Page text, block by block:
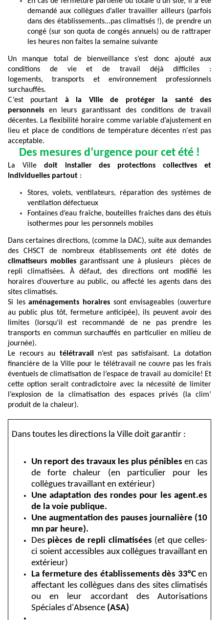
demandé aux collègues d’aller travailler ailleurs (parfois
dans des établissements...pas climatisés !), de prendre un
congé (sur son quota de congés annuels) ou de rattraper
les heures non faites la semaine suivante
Un manque total de bienveillance s’est donc ajouté aux
conditions de vie et de travail déjà difficiles :
logements, transports et environnement professionnels
surchauffés.
C’est pourtant à la Ville de protéger la santé des
personnels en leurs garantissant des conditions de travail
décentes. La flexibilité horaire comme variable d’ajustement en
lieu et place de conditions de température décentes n'est pas
acceptable.
Des mesures d’urgence pour cet été !
La Ville doit installer des protections collectives et
individuelles partout :
Stores, volets, ventilateurs, réparation des systèmes de
ventilation défectueux
Fontaines d’eau fraîche, bouteilles fraîches dans des étuis
isothermes pour les personnels mobiles
Dans certaines directions, (comme la DAC), suite aux demandes
des CHSCT de nombreux établissements ont été dotés de
climatiseurs mobiles garantissant une à plusieurs pièces de
repli climatisées. À défaut, des directions ont modifié les
horaires d’ouverture au public, ou affecté les agents dans des
sites climatisés.
Si lesaménagements horaires sont envisageables (ouverture
au public plus tôt, fermeture anticipée), ils peuvent avoir des
limites (lorsqu’il est recommandé de ne pas prendre les
transports en commun surchauffés en particulier en milieu de
journée).
Le recours au télétravail
n’est pas satisfaisant. La dotation
financière de la Ville pour le télétravail ne couvre pas les frais
éventuels de climatisation de l’espace de travail au domicile! Et
cette option serait contradictoire avec la nécessité de limiter
l’explosion de la climatisation des espaces privés (la clim’
produit de la chaleur).
Dans toutes les directions la Ville doit garantir :
Un report des travaux les plus pénibles en cas
de forte chaleur (en particulier pour les
collègues travaillant en extérieur)
Une adaptation des rondes pour les agent.es
de la voie publique.
Une augmentation des pauses journalière (10
mn par heure).
Des pièces de repli climatisées (et que celles-
ci soient accessibles aux collègues travaillant en
extérieur)
La fermeture des établissements dès 33°C en
affectant les collègues dans des sites climatisés
ou en leur accordant des Autorisations
Spéciales d'Absence (ASA)